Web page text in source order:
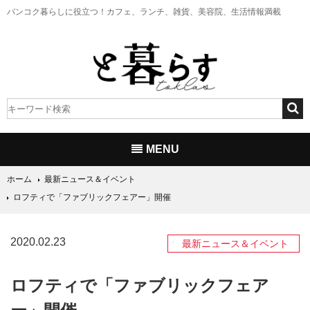
バンコク暮らしに役立つ！ カフェ、ランチ、雑貨、美容院、生活情報満載
MENU
ホーム
最新ニュース＆イベント
ロフティで「ファブリックフェアー」開催
2020.02.23 最新ニュース＆イベント
ロフティで「ファブリックフェア